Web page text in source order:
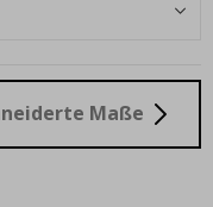
Maße